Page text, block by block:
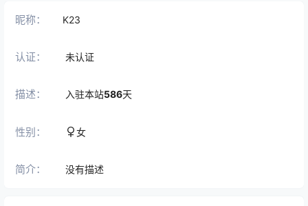
昵称： K23
认证： 未认证
描述： 入驻本站586天
性别： 女
简介： 没有描述